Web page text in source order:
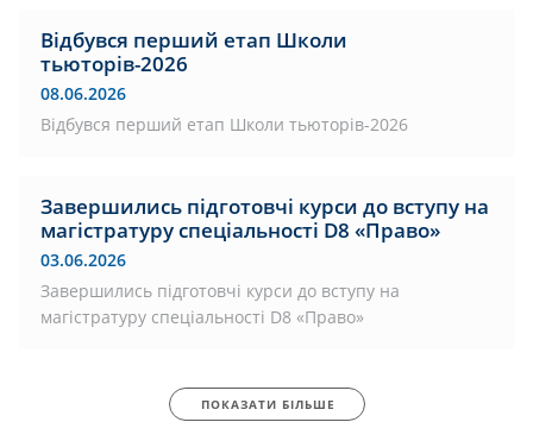
Відбувся перший етап Школи
тьюторів-2026
08.06.2026
Відбувся перший етап Школи тьюторів-2026
Завершились підготовчі курси до вступу на
магістратуру спеціальності D8 «Право»
03.06.2026
Завершились підготовчі курси до вступу на
магістратуру спеціальності D8 «Право»
ПОКАЗАТИ БІЛЬШЕ